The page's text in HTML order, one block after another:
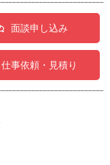
面談申し込み
仕事依頼・見積り